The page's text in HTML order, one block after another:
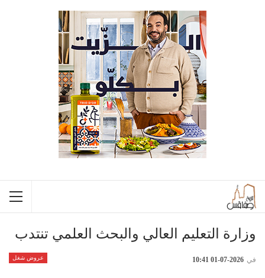
وزارة التعليم العالي والبحث العلمي تنتدب
عروض شغل في 2026-07-01 10:41